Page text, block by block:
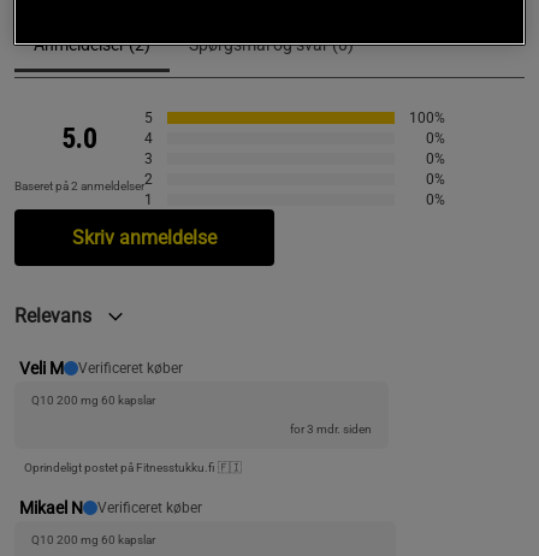
Anmeldelser (2) Spørgsmål og svar (0)
5.0
Baseret på 2 anmeldelser
5
100%
4
0%
3
0%
2
0%
1
0%
Skriv anmeldelse
Relevans
Veli M Verificeret køber
Q10 200 mg 60 kapslar
for 3 mdr. siden
Oprindeligt postet på Fitnesstukku.fi 🇫🇮
Mikael N Verificeret køber
Q10 200 mg 60 kapslar